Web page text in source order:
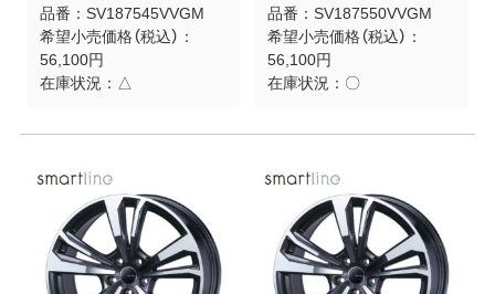
品番： SV187545VVGM
希望小売価格（税込）：
56,100円
在庫状況： △
品番： SV187550VVGM
希望小売価格（税込）：
56,100円
在庫状況： 〇